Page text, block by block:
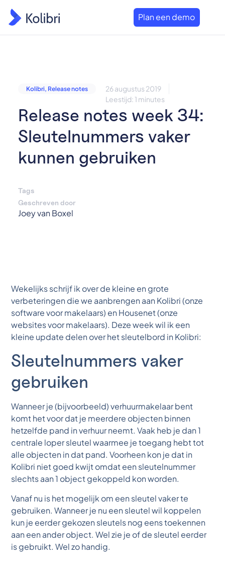
Plan een demo
Kolibri, Release notes
26 augustus 2019
Leestijd: 1 minutes
Release notes week 34:
Sleutelnummers vaker
kunnen gebruiken
Tags
Geschreven door
Joey van Boxel
Wekelijks schrijf ik over de kleine en grote
verbeteringen die we aanbrengen aan Kolibri (onze
software voor makelaars) en Housenet (onze
websites voor makelaars). Deze week wil ik een
kleine update delen over het sleutelbord in Kolibri:
Sleutelnummers vaker
gebruiken
Wanneer je (bijvoorbeeld) verhuurmakelaar bent
komt het voor dat je meerdere objecten binnen
hetzelfde pand in verhuur neemt. Vaak heb je dan 1
centrale loper sleutel waarmee je toegang hebt tot
alle objecten in dat pand. Voorheen kon je dat in
Kolibri niet goed kwijt omdat een sleutelnummer
slechts aan 1 object gekoppeld kon worden.
Vanaf nu is het mogelijk om een sleutel vaker te
gebruiken. Wanneer je nu een sleutel wil koppelen
kun je eerder gekozen sleutels nog eens toekennen
aan een ander object. Wel zie je of de sleutel eerder
is gebruikt. Wel zo handig.